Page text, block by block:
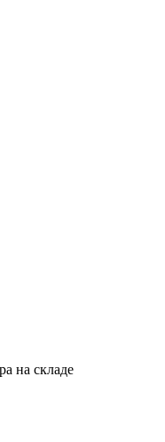
на складе